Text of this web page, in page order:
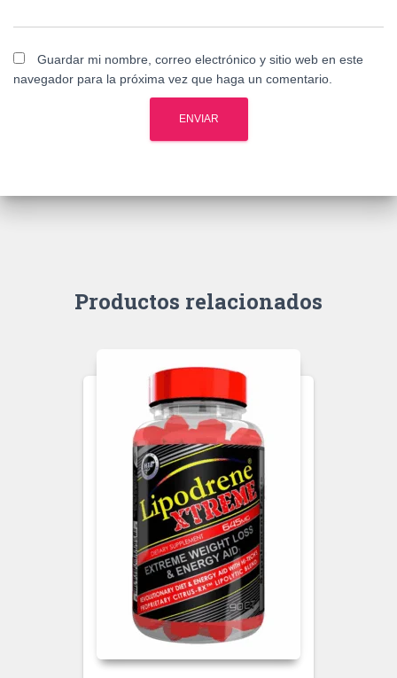
Guardar mi nombre, correo electrónico y sitio web en este
navegador para la próxima vez que haga un comentario.
Productos relacionados